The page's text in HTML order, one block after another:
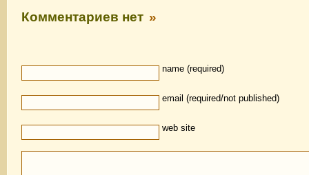
Комментариев нет »
name (required)
email (required/not published)
web site